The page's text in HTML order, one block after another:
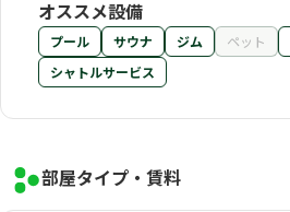
オススメ設備
プール サウナ ジム ペット
シャトルサービス
部屋タイプ・賃料